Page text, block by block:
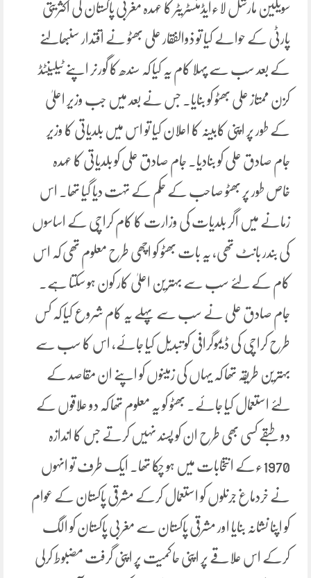
سویلین مارشل لاءایڈمنسٹریٹر کا عہدہ مغربی پاکستان کی اکثریتی
پارٹی کے حوالے کیا تو ذوالفقار علی بھٹو نے اقتدار سنبھالنے
کے بعد سب سے پہلا کام یہ کیا کہ سندھ کا گورنر اپنے ٹیلینٹڈ
کزن ممتاز علی بھٹو کو بنایا۔ جس نے بعد میں جب وزیر اعلیٰ
کے طور پر اپنی کابینہ کا اعلان کیا تو اس میں بلدیاتی کا وزیر
جام صادق علی کو بنادیا۔ جام صادق علی کو بلدیاتی کا عہدہ
خاص طور پر بھٹو صاحب کے حکم کے تہت دیا گیا تھا۔ اس
زمانے میں اگر بلدیات کی وزارت کا کام کراچی کے اساسوں
کی بندر بانٹ تھی، یہ بات بھٹو کو اچھی طرح معلوم تھی کہ اس
کام کے لئے سب سے بہترین اعلیٰ کار کون ہو سکتا ہے۔
جام صادق علی نے سب سے پہلے یہ کام شروع کیا کہ کس
طرح کراچی کی ڈیموگرافی کو تبدیل کیا جائے، اس کا سب سے
بہترین طریقہ تھا کہ یہاں کی زمینوں کو اپنے ان مقاصد کے
لئے استعمال کیا جائے۔ بھٹو کو یہ معلوم تھا کہ دو علاقوں کے
دو طبقے کسی بھی طرح ان کو پسند نہیں کرتے جس کا اندازہ
1970ءکے انتخابات میں ہو چکا تھا۔ ایک طرف تو انہوں
نے خردماغ جرنلوں کو استعمال کرکے مشرقی پاکستان کے عوام
کو اپنا نشانہ بنایا اور مشرقی پاکستان سے مغربی پاکستان کو الگ
کرکے اس علاقے پر اپنی حاکمیت پر اپنی گرفت مضبوط کرلی